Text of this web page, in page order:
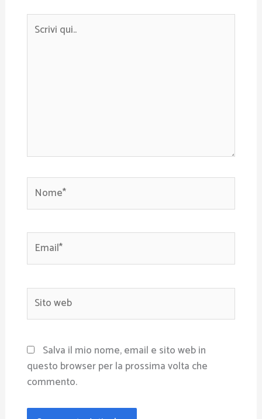
qui..
web
Salva il mio nome, email e sito web in
questo browser per la prossima volta che
commento.